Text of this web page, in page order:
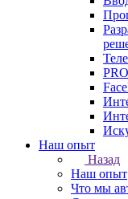
Наш опыт
Назад
Наш опыт
Что мы